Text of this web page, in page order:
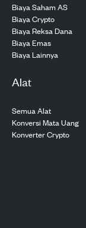
Biaya Saham AS
Biaya Crypto
Biaya Reksa Dana
Biaya Emas
Biaya Lainnya
Alat
Semua Alat
Konversi Mata Uang
Konverter Crypto